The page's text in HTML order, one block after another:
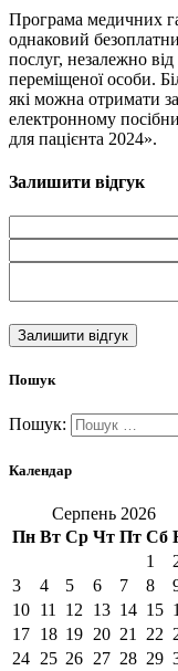
Програма медичних
однаковий
послуг, незалежно
переміщеної особи.
які можна отримати
електронному
для пацієнта 2024».
Залишити відгук
Пошук
Пошук:
Календар
Серпень 2026
Пн Вт Ср Чт Пт Сб
1
3
4 5 6 7 8
10 11 12 13 14 15
17 18 19 20 21 22
24 25 26 27 28 29